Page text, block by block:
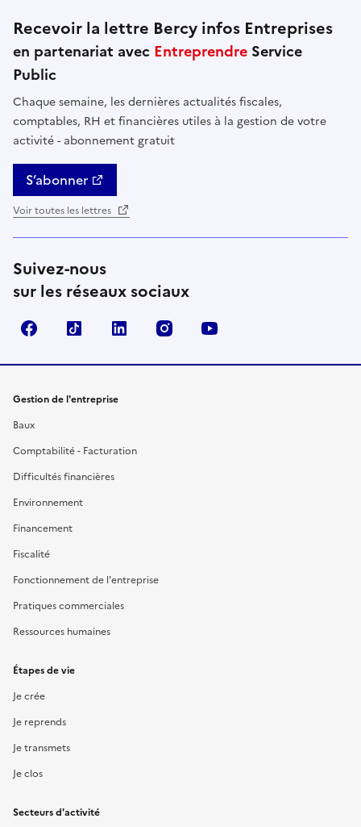
Recevoir la lettre Bercy infos Entreprises
en partenariat avec Entreprendre Service
Public
Chaque semaine, les dernières actualités fiscales,
comptables, RH et financières utiles à la gestion de votre
activité - abonnement gratuit
S’abonner
Voir toutes les lettres
Suivez-nous
sur les réseaux sociaux
FacebookTikTok Linkedin Instagram
Gestion de l'entreprise
Baux
Comptabilité - Facturation
Difficultés financières
Environnement
Financement
Fiscalité
Fonctionnement de l'entreprise
Pratiques commerciales
Ressources humaines
Étapes de vie
Je crée
Je reprends
Je transmets
Je clos
Secteurs d'activité